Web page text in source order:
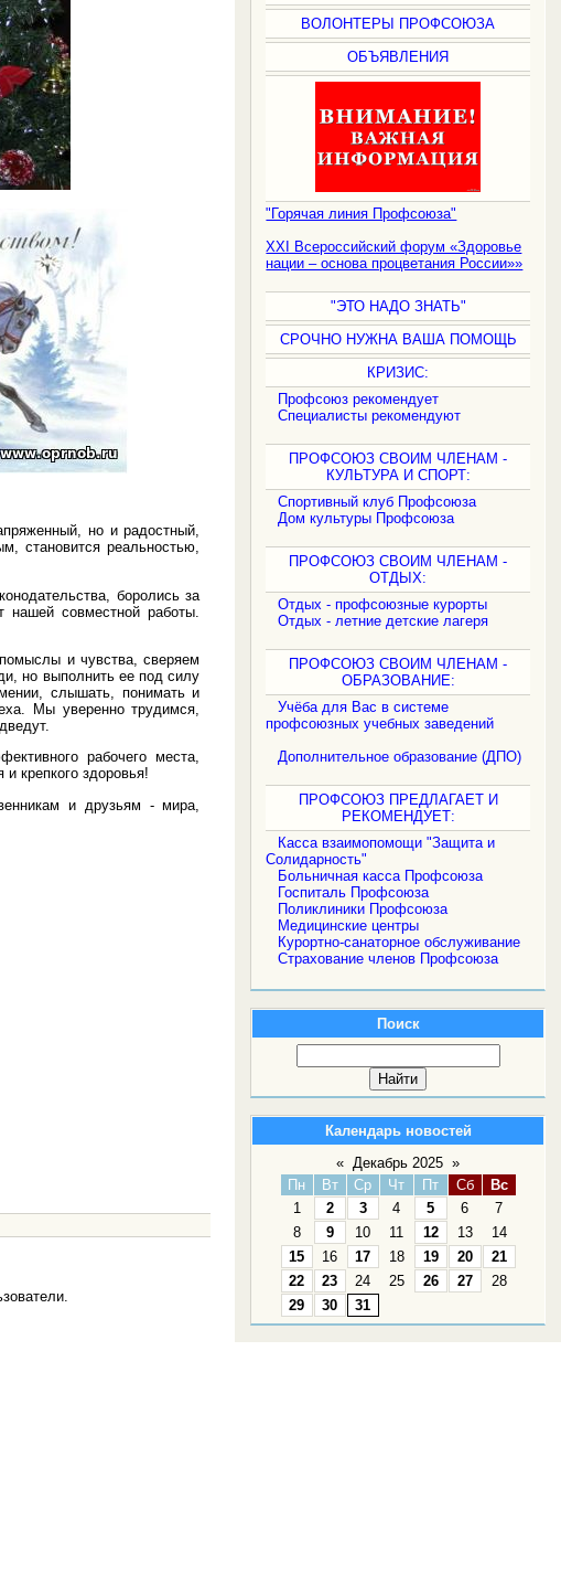
ВОЛОНТЕРЫ ПРОФСОЮЗА
ОБЪЯВЛЕНИЯ
"Горячая линия Профсоюза"
XXI Всероссийский форум «Здоровье
нации – основа процветания России»»
"ЭТО НАДО ЗНАТЬ"
СРОЧНО НУЖНА ВАША ПОМОЩЬ
КРИЗИС:
Профсоюз рекомендует
Специалисты рекомендуют
ПРОФСОЮЗ СВОИМ ЧЛЕНАМ -
КУЛЬТУРА И СПОРТ:
Спортивный клуб Профсоюза
Дом культуры Профсоюза
ПРОФСОЮЗ СВОИМ ЧЛЕНАМ -
ОТДЫХ:
Отдых - профсоюзные курорты
Отдых - летние детские лагеря
ПРОФСОЮЗ СВОИМ ЧЛЕНАМ -
ОБРАЗОВАНИЕ:
Учёба для Вас в системе
профсоюзных учебных заведений
Дополнительное образование (ДПО)
ПРОФСОЮЗ ПРЕДЛАГАЕТ И
РЕКОМЕНДУЕТ:
Касса взаимопомощи "Защита и
Солидарность"
Больничная касса Профсоюза
Госпиталь Профсоюза
Поликлиники Профсоюза
Медицинские центры
Курортно-санаторное обслуживание
Страхование членов Профсоюза
Поиск
Календарь новостей
« Декабрь 2025 »
Пн
Вт Ср Чт Пт Сб
Вс
1
2 3 4 5 6
7
8
9 10 11 12 13
14
15
16 17 18 19 20
21
22
23 24 25 26 27
28
29
30 31
но и радостный,
становится реальностью,
боролись за
совместной работы.
и чувства, сверяем
но выполнить ее под силу
слышать, понимать и
Мы уверенно трудимся,
рабочего места,
крепкого здоровья!
и друзьям - мира,